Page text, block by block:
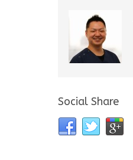
Social Share